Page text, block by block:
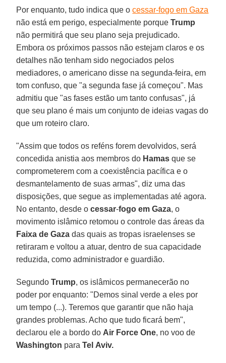
Por enquanto, tudo indica que ocessar-fogo em Gaza
não está em perigo, especialmente porqueTrump
não permitirá que seu plano seja prejudicado.
Embora os próximos passos não estejam claros e os
detalhes não tenham sido negociados pelos
mediadores, o americano disse na segunda-feira, em
tom confuso, que "a segunda fase já começou". Mas
admitiu que "as fases estão um tanto confusas", já
que seu plano é mais um conjunto de ideias vagas do
que um roteiro claro.
"Assim que todos os reféns forem devolvidos, será
concedida anistia aos membros do Hamas que se
comprometerem com a coexistência pacífica e o
desmantelamento de suas armas", diz uma das
disposições, que segue as implementadas até agora.
No entanto, desde ocessar-fogo em Gaza, o
movimento islâmico retomou o controle das áreas da
Faixa de Gaza das quais as tropas israelenses se
retiraram e voltou a atuar, dentro de sua capacidade
reduzida, como administrador e guardião.
SegundoTrump, os islâmicos permanecerão no
poder por enquanto: "Demos sinal verde a eles por
um tempo (...). Teremos que garantir que não haja
grandes problemas. Acho que tudo ficará bem",
declarou ele a bordo do Air Force One, no voo de
Washington paraTel Aviv.